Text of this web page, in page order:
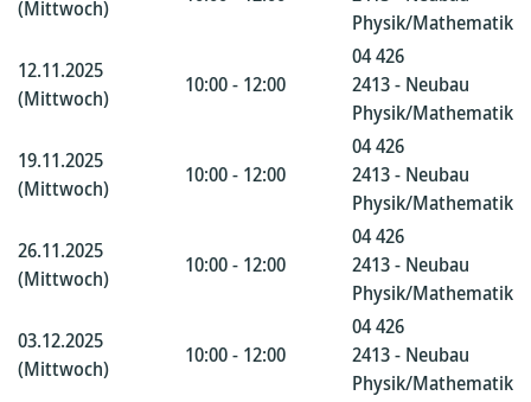
(Mittwoch)
Physik/Mathematik
12.11.2025
(Mittwoch)
10:00 - 12:00
04 426
2413 - Neubau
Physik/Mathematik
19.11.2025
(Mittwoch)
10:00 - 12:00
04 426
2413 - Neubau
Physik/Mathematik
26.11.2025
(Mittwoch)
10:00 - 12:00
04 426
2413 - Neubau
Physik/Mathematik
03.12.2025
(Mittwoch)
10:00 - 12:00
04 426
2413 - Neubau
Physik/Mathematik